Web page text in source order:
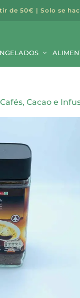
de 50€ | Solo se
productos
Cafés, Cacao e